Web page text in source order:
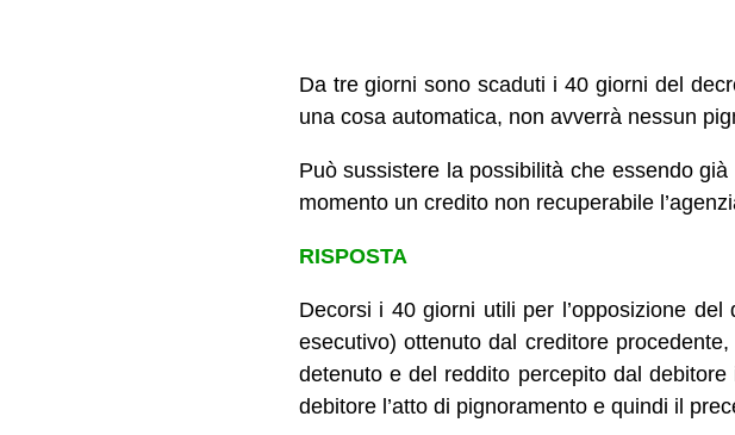
Da tre giorni sono scaduti i 40 giorni del
una cosa automatica, non avverrà nessun
Può sussistere la possibilità che essendo
momento un credito non recuperabile
RISPOSTA
Decorsi i 40 giorni utili per l’opposizione
esecutivo) ottenuto dal creditore
detenuto e del reddito percepito dal
debitore l’atto di pignoramento e quindi il